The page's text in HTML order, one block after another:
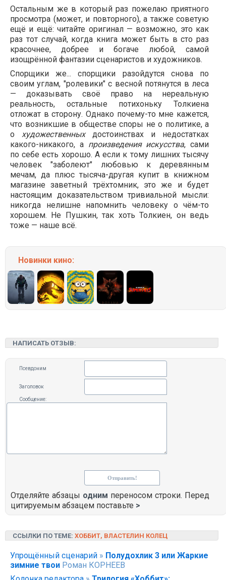
Остальным же в который раз пожелаю приятного
просмотра (может, и повторного), а также советую
ещё и ещё: читайте оригинал — возможно, это как
раз тот случай, когда книга может быть в сто раз
красочнее, добрее и богаче любой, самой
изощрённой фантазии сценаристов и художников.
Спорщики же... спорщики разойдутся снова по
своим углам, "ролевики" с весной потянутся в леса
— доказывать своё право на нереальную
реальность, остальные потихоньку Толкиена
отложат в сторону. Однако почему-то мне кажется,
что возникшие в обществе споры не о политике, а
охудожественныхдостоинствах и недостатках
какого-никакого, а произведения искусства, сами
по себе есть хорошо. А если к тому лишних тысячу
человек "заболеют" любовью к деревянным
мечам, да плюс тысяча-другая купит в книжном
магазине заветный трёхтомник, это же и будет
настоящим доказательством тривиальной мысли:
никогда нелишне напомнить человеку о чём-то
хорошем. Не Пушкин, так хоть Толкиен, он ведь
тоже — наше всё.
Новинки кино:
НАПИСАТЬ ОТЗЫВ:
Псевдоним
Заголовок
Сообщение:
Отделяйте абзацы одним переносом строки. Перед
цитируемым абзацем поставьте >
ССЫЛКИ ПО ТЕМЕ: ХОББИТ, ВЛАСТЕЛИН КОЛЕЦ
Упрощённый сценарий » Полудохлик 3 или Жаркие
зимние твои Роман КОРНЕЕВ